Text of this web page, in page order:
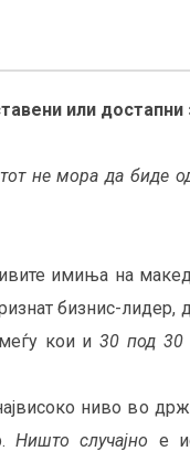
или достапни
не мора да
имиња на
бизнис-
меѓу кои и30 под 30
ниво во
Ништо случајно е